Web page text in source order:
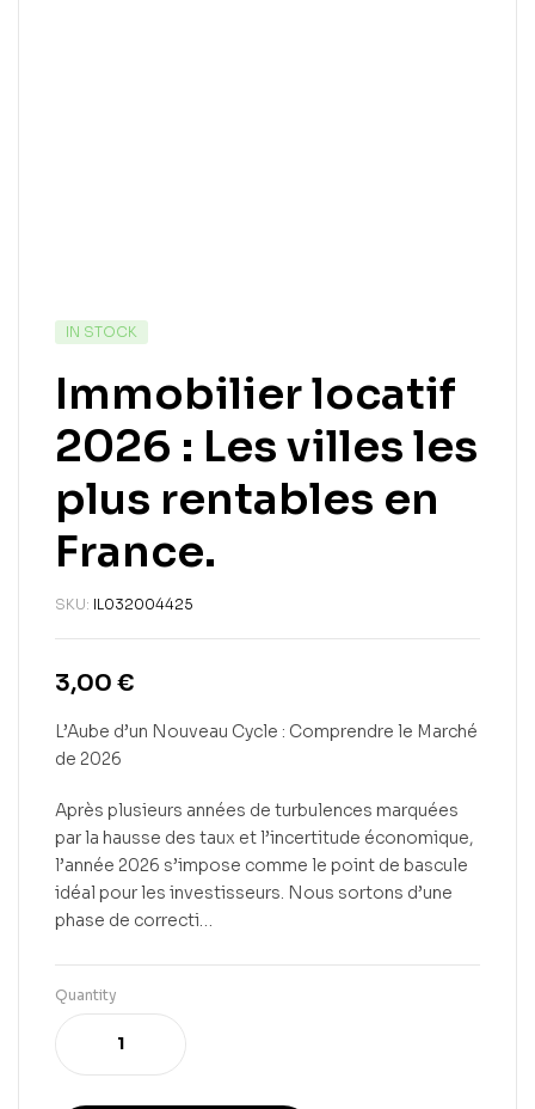
IN STOCK
Immobilier locatif
2026 : Les villes les
plus rentables en
France.
SKU: IL032004425
3,00 €
L’Aube d’un Nouveau Cycle : Comprendre le Marché
de 2026
Après plusieurs années de turbulences marquées
par la hausse des taux et l’incertitude économique,
l’année 2026 s’impose comme le point de bascule
idéal pour les investisseurs. Nous sortons d’une
phase de correcti…
Quantity